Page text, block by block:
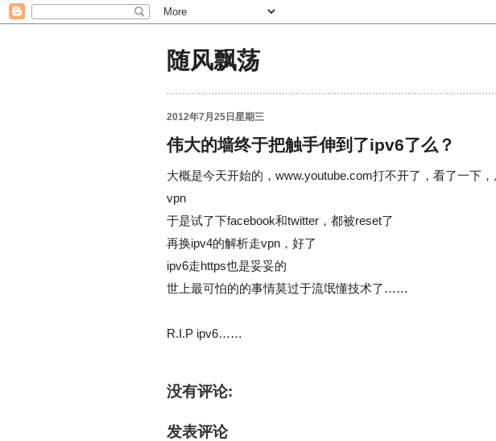
随风飘荡
2012年7月25日星期三
伟大的墙终于把触手伸到了ipv6了么？
大概是今天开始的，www.youtube.com打不开了，看了一下
vpn
于是试了下facebook和twitter，都被reset了
再换ipv4的解析走vpn，好了
ipv6走https也是妥妥的
世上最可怕的的事情莫过于流氓懂技术了……
R.I.P ipv6……
没有评论:
发表评论